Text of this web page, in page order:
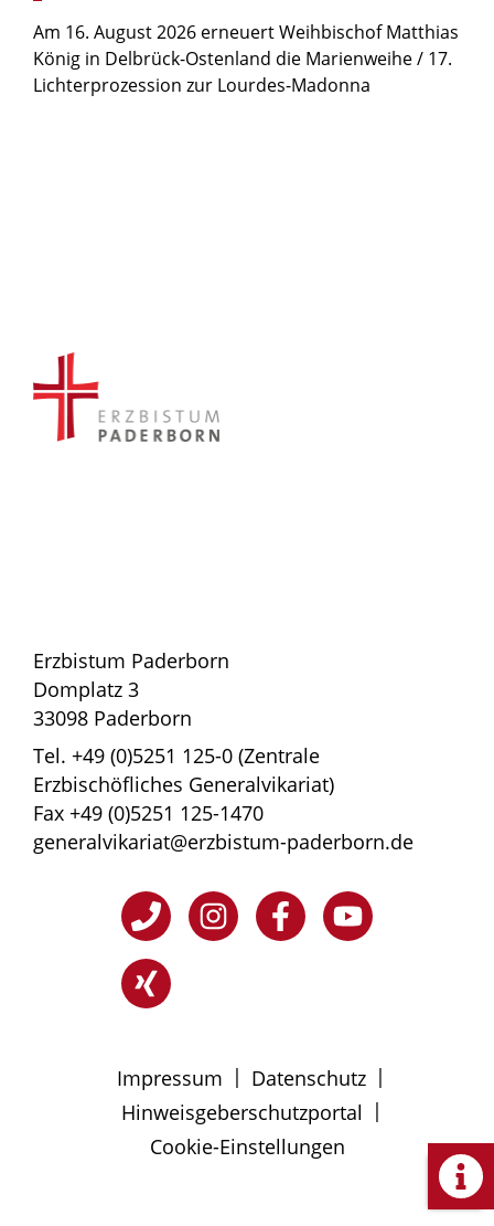
Am 16. August 2026 erneuert Weihbischof Matthias
König in Delbrück-Ostenland die Marienweihe / 17.
Lichterprozession zur Lourdes-Madonna
Erzbistum Paderborn
Domplatz 3
33098 Paderborn
Tel. +49 (0)5251 125-0 (Zentrale
Erzbischöfliches Generalvikariat)
Fax +49 (0)5251 125-1470
generalvikariat@erzbistum-paderborn.de
Impressum | Datenschutz |
Hinweisgeberschutzportal |
Cookie-Einstellungen